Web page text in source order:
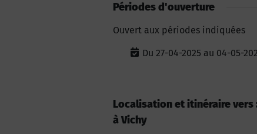
Périodes d'ouverture
Ouvert aux périodes indiquées
Du 27-04-2025 au 04-05-
Localisation et itinéraire vers
à Vichy